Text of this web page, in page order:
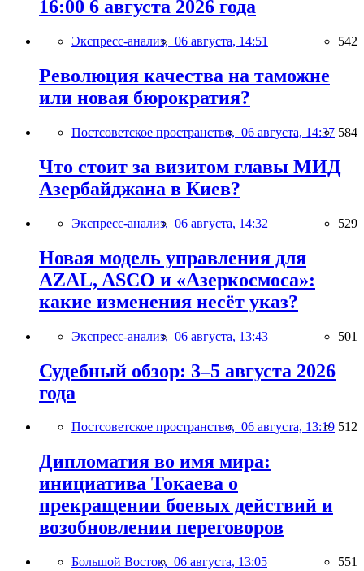
16:00 6 августа 2026 года
Экспресс-анализ, 06 августа, 14:51 542
Революция качества на таможне
или новая бюрократия?
Постсоветское пространство, 06 августа, 14:37 584
Что стоит за визитом главы МИД
Азербайджана в Киев?
Экспресс-анализ, 06 августа, 14:32 529
Новая модель управления для
AZAL, ASCO и «Азеркосмоса»:
какие изменения несёт указ?
Экспресс-анализ, 06 августа, 13:43 501
Судебный обзор: 3–5 августа 2026
года
Постсоветское пространство, 06 августа, 13:19 512
Дипломатия во имя мира:
инициатива Токаева о
прекращении боевых действий и
возобновлении переговоров
Большой Восток, 06 августа, 13:05 551